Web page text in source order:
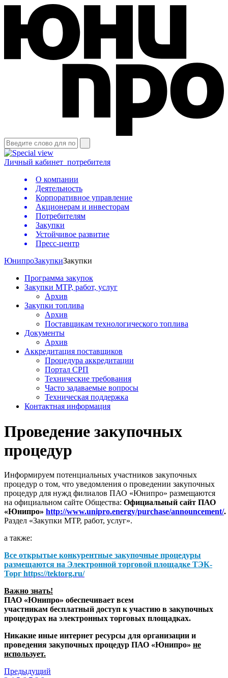
Личный кабинет потребителя
О компании
Деятельность
Корпоративное управление
Акционерам и инвесторам
Потребителям
Закупки
Устойчивое развитие
Пресс-центр
ЮнипроЗакупкиЗакупки
Программа закупок
Закупки МТР, работ, услуг
Архив
Закупки топлива
Архив
Поставщикам технологического топлива
Документы
Архив
Аккредитация поставщиков
Процедура аккредитации
Портал СРП
Технические требования
Часто задаваемые вопросы
Техническая поддержка
Контактная информация
Проведение закупочных
процедур
Информируем потенциальных участников закупочных
процедур о том, что уведомления о проведении закупочных
процедур для нужд филиалов ПАО «Юнипро» размещаются
на официальном сайте Общества: Официальный сайт ПАО
«Юнипро» http://www.unipro.energy/purchase/announcement/.
Раздел «Закупки МТР, работ, услуг».
а также:
Все открытые конкурентные закупочные процедуры
размещаются на Электронной торговой площадке ТЭК-
Торг https://tektorg.ru/
Важно знать!
ПАО «Юнипро» обеспечивает всем
участникам бесплатный доступ к участию в закупочных
процедурах на электронных торговых площадках.
Никакие иные интернет ресурсы для организации и
проведения закупочных процедур ПАО «Юнипро» не
использует.
Предыдущий